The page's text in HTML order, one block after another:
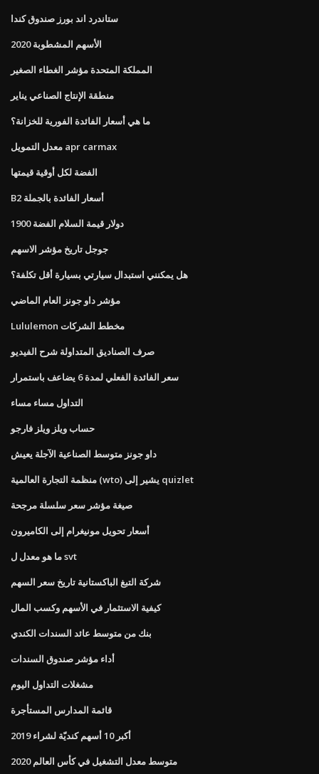
ستاندرد اند بورز صندوق كندا
الأسهم المشطوبة 2020
المملكة المتحدة مؤشر الغطاء الصغير
منطقة الإنتاج الصناعي يناير
ما هي أسعار الفائدة الفورية للخزانة؟
معدل التمويل apr carmax
الفضة لكل أوقية قيمتها
B2 أسعار الفائدة بالجملة
1900 دولار قيمة السلام الفضة
جوجل تاريخ مؤشر الاسهم
هل يمكنني استبدال سيارتي بسيارة أقل تكلفة؟
مؤشر داو جونز العام الماضي
Lululemon مخطط الشركات
صرف الصناديق المتداولة شرح الفيديو
سعر الفائدة الفعلي لمدة 6 يضاعف باستمرار
التداول مساء مساء
حساب ويلز ويلز فارجو
داو جونز متوسط ​​الصناعية الآجلة يعيش
منظمة التجارة العالمية (wto) يشير إلى quizlet
صيغة مؤشر سعر سلسلة مرجحة
أسعار تحويل مونيغرام إلى الكاميرون
ما هو معدل ل svt
شركة التبغ الباكستانية تاريخ سعر السهم
كيفية الاستثمار في الأسهم وكسب المال
بنك من متوسط ​​عائد السندات الكندي
أداء مؤشر صندوق السندات
مشغلات التداول اليوم
قائمة المدارس المستأجرة
أكبر 10 أسهم كنديّة لشراء 2019
متوسط ​​معدل التشغيل في كأس العالم 2020